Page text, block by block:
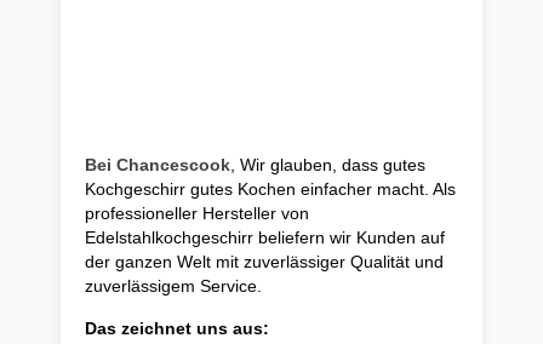
Bei Chancescook, Wir glauben, dass gutes
Kochgeschirr gutes Kochen einfacher macht. Als
professioneller Hersteller von
Edelstahlkochgeschirr beliefern wir Kunden auf
der ganzen Welt mit zuverlässiger Qualität und
zuverlässigem Service.
Das zeichnet uns aus: